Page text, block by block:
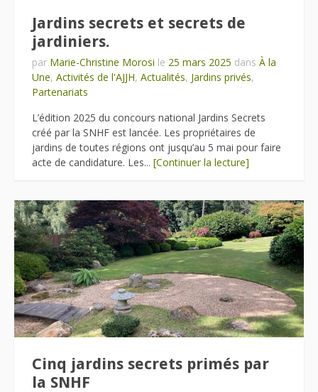
Jardins secrets et secrets de
jardiniers.
par Marie-Christine Morosi le 25 mars 2025 dans À la
Une, Activités de l'AJJH, Actualités, Jardins privés,
Partenariats
L’édition 2025 du concours national Jardins Secrets
créé par la SNHF est lancée. Les propriétaires de
jardins de toutes régions ont jusqu’au 5 mai pour faire
acte de candidature. Les... [Continuer la lecture]
Cinq jardins secrets primés par
la SNHF